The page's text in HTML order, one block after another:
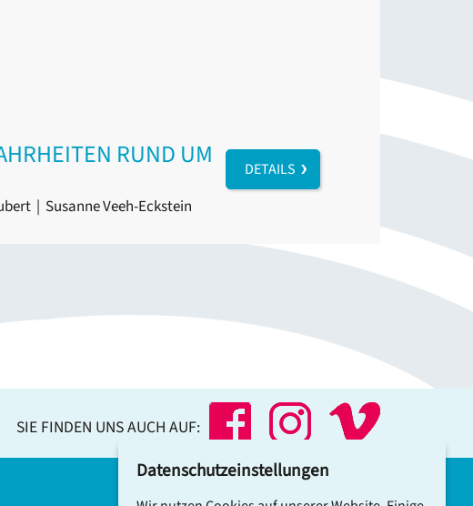
RUND UM
| Susanne Veeh-Eckstein
DETAILS
SIE FINDEN UNS AUCH AUF:
Datenschutzeinstellungen